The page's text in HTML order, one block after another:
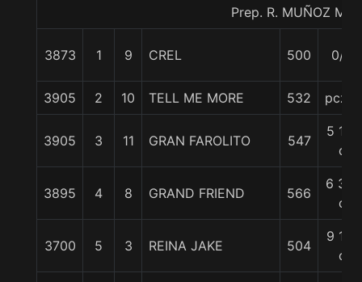
Prep. R. MUÑOZ M.
3873 1 9 CREL 500 0/0
3905 2 10 TELL ME MORE 532 pczo.
3905 3 11 GRAN FAROLITO 547
5 1/4
c
3895 4 8 GRAND FRIEND 566
6 3/4
c
3700 5 3 REINA JAKE 504
9 1/2
c